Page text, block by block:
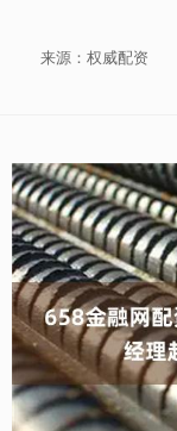
来源：权威配资